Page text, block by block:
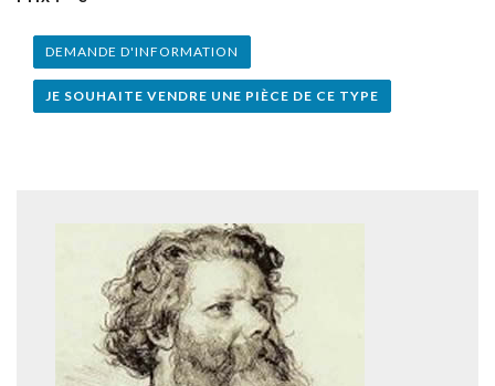
DEMANDE D'INFORMATION
JE SOUHAITE VENDRE UNE PIÈCE DE CE TYPE